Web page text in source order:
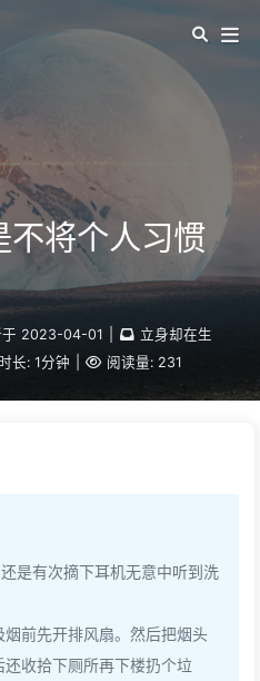
不将个人习惯
2023-04-01
立身却在生
长: 1分钟 阅读量: 231
是有次摘下耳机无意中听到洗
前先开排风扇。然后把烟头
收拾下厕所再下楼扔个垃